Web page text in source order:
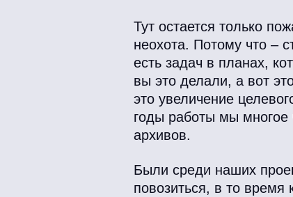
Тут остается только
неохота. Потому что –
есть задач в планах,
вы это делали, а вот
это увеличение
годы работы мы многое
архивов.
Были среди наших
повозиться, в то время